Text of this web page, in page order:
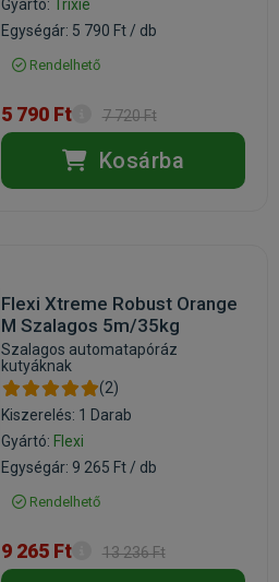
Gyártó: Trixie
Egységár: 5 790 Ft / db
Rendelhető
5 790 Ft 7 720 Ft
Kosárba
Flexi Xtreme Robust Orange
M Szalagos 5m/35kg
Szalagos automatapóráz
kutyáknak
(2)
Kiszerelés: 1 Darab
Gyártó: Flexi
Egységár: 9 265 Ft / db
Rendelhető
9 265 Ft 13 236 Ft